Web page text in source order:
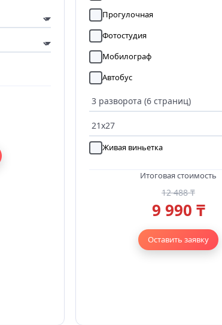
Прогулочная
Фотостудия
Мобилограф
Автобус
Живая виньетка
Итоговая стоимость
12 488 ₸
9 990 ₸
Оставить заявку